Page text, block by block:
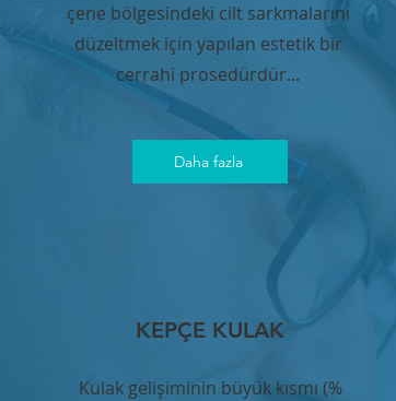
çene bölgesindeki cilt sarkmalarını
düzeltmek için yapılan estetik bir
cerrahi prosedürdür...
Daha fazla
KEPÇE KULAK
Kulak gelişiminin büyük kısmı (%